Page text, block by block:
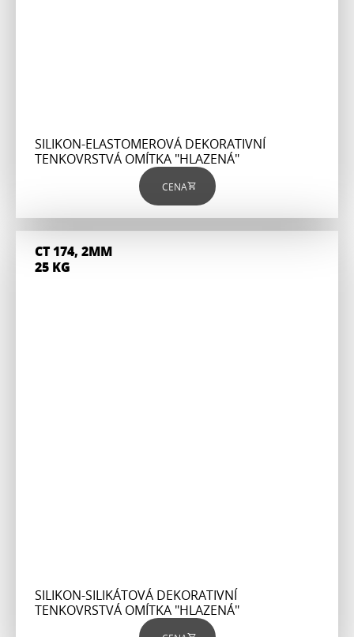
SILIKON-ELASTOMEROVÁ DEKORATIVNÍ
TENKOVRSTVÁ OMÍTKA "HLAZENÁ"
CENA
CT 174, 2MM
25 KG
SILIKON-SILIKÁTOVÁ DEKORATIVNÍ
TENKOVRSTVÁ OMÍTKA "HLAZENÁ"